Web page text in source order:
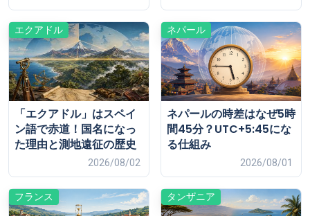
エクアドル
「エクアドル」はスペイ
ン語で赤道！国名になっ
た理由と測地遠征の歴史
2026/08/02
ネパール
ネパールの時差はなぜ5時
間45分？UTC+5:45にな
る仕組み
2026/08/01
フランス タンザニア